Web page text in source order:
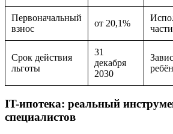
Первоначальный
взнос
от 20,1%
Срок действия
льготы
31
декабря
2030
IT-ипотека: реальный
специалистов